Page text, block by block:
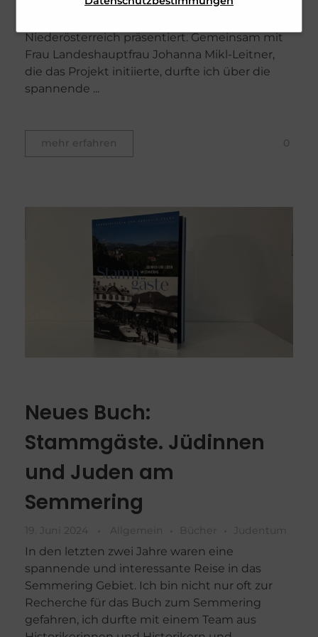
herausgegebene Buch Stammgäste. Jüdinnen
Niederösterreich präsentiert. Gemeinsam mit
Frau Landeshauptfrau Johanna Mikl-Leitner,
die das Projekt initiierte, durfte ich über die
spannende ...
mehr erfahren 0
Neues Buch:
Stammgäste. Jüdinnen
und Juden am
Semmering
19. Juni 2024 Allgemein Bücher Judentum
In den letzten zwei Jahre waren eine
spannende und interessante Reise in das
Semmering Gebiet. Ich bin nicht nur oft zur
Recherche für das Buch zum Semmering
gefahren, ich durfte mit einem Team aus
Dies ist zugleich unser
berechtigtes Interesse und erfüllt
unsere rechtliche Verpflichtung.